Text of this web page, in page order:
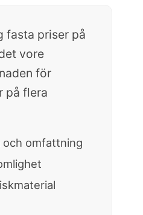
fasta priser på
vore
för
på flera
och omfattning